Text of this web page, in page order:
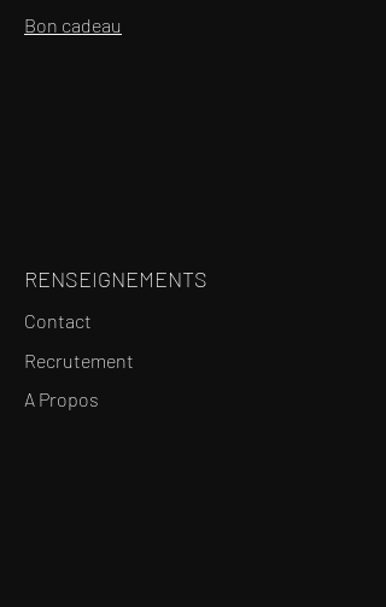
Bon cadeau
RENSEIGNEMENTS
Contact
Recrutement
A Propos